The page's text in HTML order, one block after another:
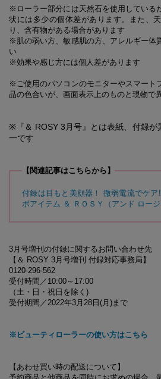
※ローラー部分には天然石を使用している
状には多少の個体差があります。また、
り、含有物がある場合があります
※肌の弱い方、敏感肌の方、アレルギー体
い
※効果や感じ方には個人差があります
※ご使用のパソコンのモニターやスマート
品の色合いが、画面表示上のものと現物で
※『＆ ROSY 3月号』とは表紙、付録が
一です
【関連記事はこちらから】
付録は目もと美顔器！ 微弱電流でケ
ボアイテム ＆ ＲＯＳＹ（アンド
3月号増刊の付録に関するお問い合わせ先
【＆ ROSY 3月号増刊 付録対応事務局】
0120-296-562
受付時間／10:00～17:00
（土・日・祝日を除く)
受付期間／2022年3月28日(月)まで
※ビューティローラーの使い方はこちら
【あわせ買い時の配送について】